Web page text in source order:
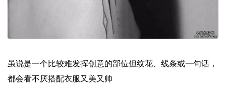
虽说是一个比较难发挥创意的部位但纹花、线条或一句话，
都会看不厌搭配衣服又美又帅